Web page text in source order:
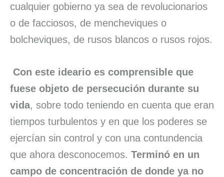
cualquier gobierno ya sea de revolucionarios
o de facciosos, de mencheviques o
bolcheviques, de rusos blancos o rusos rojos.
Con este ideario es comprensible que
fuese objeto de persecución durante su
vida, sobre todo teniendo en cuenta que eran
tiempos turbulentos y en que los poderes se
ejercían sin control y con una contundencia
que ahora desconocemos. Terminó en un
campo de concentración de donde ya no